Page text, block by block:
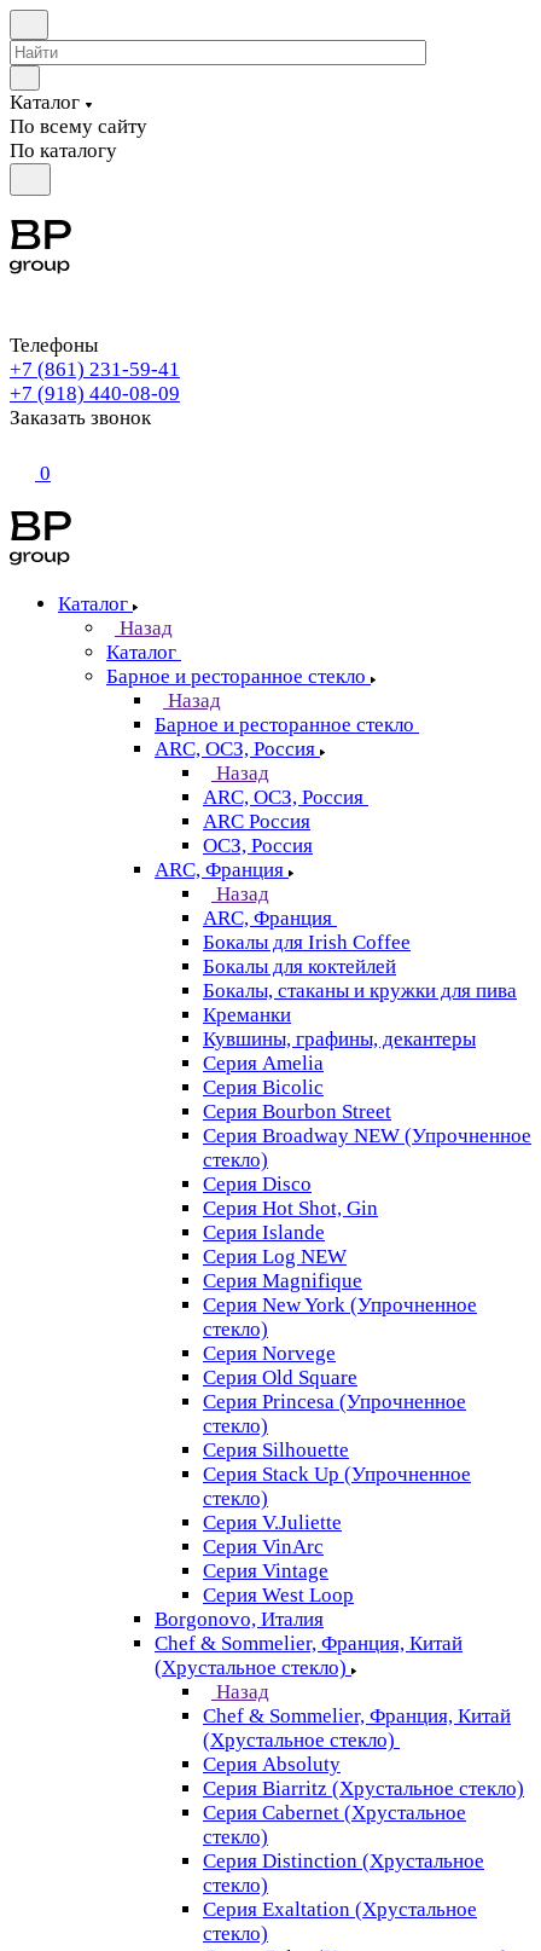
Каталог
По всему сайту
По каталогу
Телефоны
+7 (861) 231-59-41
+7 (918) 440-08-09
Заказать звонок
0
Каталог
Назад
Каталог
Барное и ресторанное стекло
Назад
Барное и ресторанное стекло
ARC, ОСЗ, Россия
Назад
ARC, ОСЗ, Россия
ARC Россия
ОСЗ, Россия
ARC, Франция
Назад
ARC, Франция
Бокалы для Irish Coffee
Бокалы для коктейлей
Бокалы, стаканы и кружки для пива
Креманки
Кувшины, графины, декантеры
Серия Amelia
Серия Bicolic
Серия Bourbon Street
Серия Broadway NEW (Упрочненное
стекло)
Серия Disco
Серия Hot Shot, Gin
Серия Islande
Серия Log NEW
Серия Magnifique
Серия New York (Упрочненное
стекло)
Серия Norvege
Серия Old Square
Серия Princesa (Упрочненное
стекло)
Серия Silhouette
Серия Stack Up (Упрочненное
стекло)
Серия V.Juliette
Серия VinArc
Серия Vintage
Серия West Loop
Borgonovo, Италия
Chef & Sommelier, Франция, Китай
(Хрустальное стекло)
Назад
Chef & Sommelier, Франция, Китай
(Хрустальное стекло)
Серия Absoluty
Серия Biarritz (Хрустальное стекло)
Серия Cabernet (Хрустальное
стекло)
Серия Distinction (Хрустальное
стекло)
Серия Exaltation (Хрустальное
стекло)